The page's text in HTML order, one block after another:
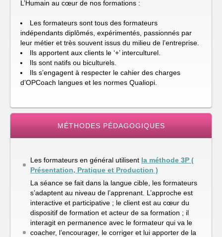
L’Humain au cœur de nos formations :
Les formateurs sont tous des formateurs
indépendants diplômés, expérimentés, passionnés par
leur métier et très souvent issus du milieu de l’entreprise.
Ils apportent aux clients le ‘+’ interculturel.
Ils sont natifs ou biculturels.
Ils s’engagent à respecter le cahier des charges
d’OPCoach langues et les normes Qualiopi.
MÉTHODES PÉDAGOGIQUES
Les formateurs en général utilisent la méthode 3P (
Présentation, Pratique et Production )
La séance se fait dans la langue cible, les formateurs
s’adaptent au niveau de l’apprenant. L’approche est
interactive et participative ; le client est au cœur du
dispositif de formation et acteur de sa formation ; il
interagit en permanence avec le formateur qui va le
coacher, l’encourager, le corriger et lui apporter de la